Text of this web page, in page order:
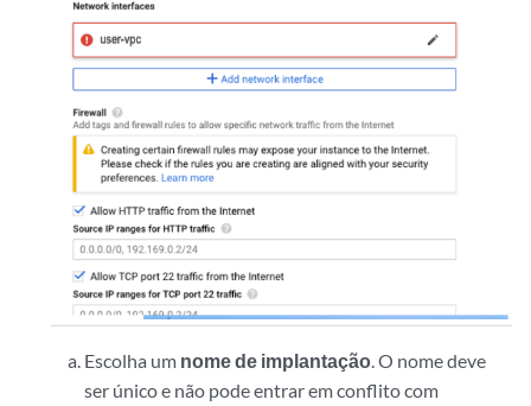
Escolha um nome de implantação. O nome deve
ser único e não pode entrar em conflito com